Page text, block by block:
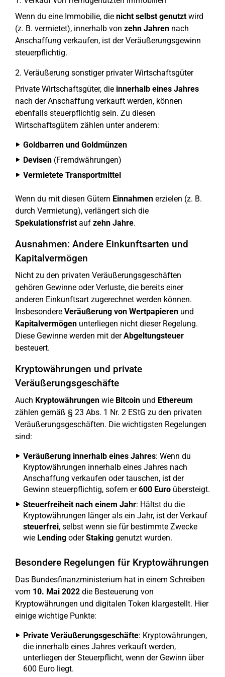
Wenn du eine Immobilie, die nicht selbst genutztwird
(z. B. vermietet), innerhalb von zehn Jahren nach
Anschaffung verkaufen, ist der Veräußerungsgewinn
steuerpflichtig.
2. Veräußerung sonstiger privater Wirtschaftsgüter
Private Wirtschaftsgüter, die innerhalb eines Jahres
nach der Anschaffung verkauft werden, können
ebenfalls steuerpflichtig sein. Zu diesen
Wirtschaftsgütern zählen unter anderem:
Goldbarren und Goldmünzen
Devisen (Fremdwährungen)
Vermietete Transportmittel
Wenn du mit diesen Gütern Einnahmen erzielen (z. B.
durch Vermietung), verlängert sich die
Spekulationsfristauf zehn Jahre.
Ausnahmen: Andere Einkunftsarten und
Kapitalvermögen
Nicht zu den privaten Veräußerungsgeschäften
gehören Gewinne oder Verluste, die bereits einer
anderen Einkunftsart zugerechnet werden können.
Insbesondere Veräußerung von Wertpapieren und
Kapitalvermögen unterliegen nicht dieser Regelung.
Diese Gewinne werden mit derAbgeltungsteuer
besteuert.
Kryptowährungen und private
Veräußerungsgeschäfte
Auch Kryptowährungen wie Bitcoin und Ethereum
zählen gemäß § 23 Abs. 1 Nr. 2 EStG zu den privaten
Veräußerungsgeschäften. Die wichtigsten Regelungen
sind:
Veräußerung innerhalb eines Jahres: Wenn du
Kryptowährungen innerhalb eines Jahres nach
Anschaffung verkaufen oder tauschen, ist der
Gewinn steuerpflichtig, sofern er600 Euro übersteigt.
Steuerfreiheit nach einem Jahr: Hältst du die
Kryptowährungen länger als ein Jahr, ist der Verkauf
steuerfrei, selbst wenn sie für bestimmte Zwecke
wie Lending oderStaking genutzt wurden.
Besondere Regelungen für Kryptowährungen
Das Bundesfinanzministerium hat in einem Schreiben
vom 10. Mai 2022 die Besteuerung von
Kryptowährungen und digitalen Token klargestellt. Hier
einige wichtige Punkte:
Private Veräußerungsgeschäfte: Kryptowährungen,
die innerhalb eines Jahres verkauft werden,
unterliegen der Steuerpflicht, wenn der Gewinn über
600 Euro liegt.